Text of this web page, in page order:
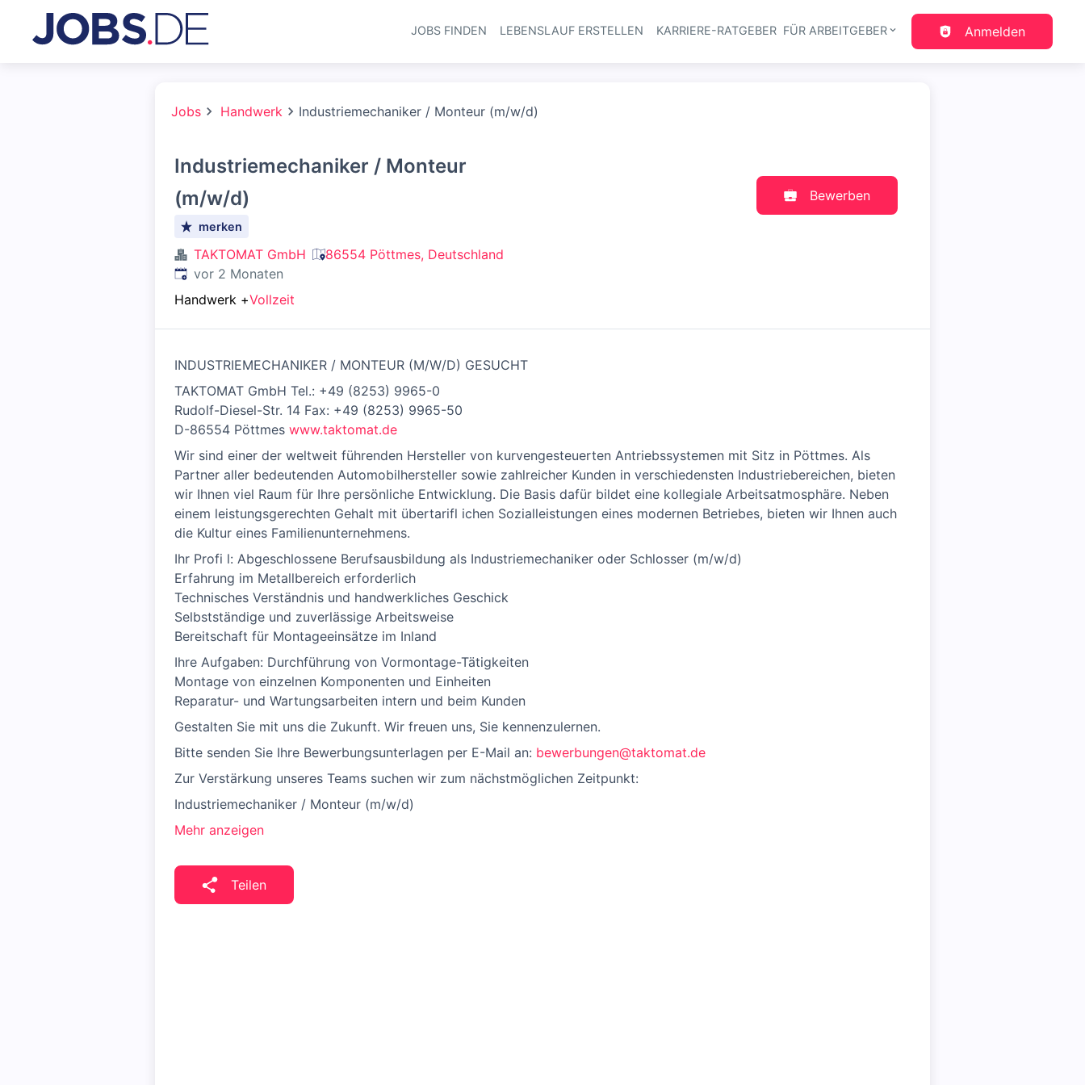
Haupt-Navigation
JOBS FINDEN LEBENSLAUF ERSTELLEN KARRIERE-RATGEBER FÜR ARBEITGEBER Anmelden
Jobs Handwerk Industriemechaniker / Monteur (m/w/d)
Industriemechaniker / Monteur
(m/w/d)
merken
TAKTOMAT GmbH
86554 Pöttmes, Deutschland
Veröffentlicht:
vor 2 Monaten
Handwerk +Vollzeit
Bewerben
INDUSTRIEMECHANIKER / MONTEUR (M/W/D) GESUCHT
TAKTOMAT GmbH Tel.: +49 (8253) 9965-0
Rudolf-Diesel-Str. 14 Fax: +49 (8253) 9965-50
D-86554 Pöttmes www.taktomat.de
Wir sind einer der weltweit führenden Hersteller von kurvengesteuerten Antriebssystemen mit Sitz in Pöttmes. Als
Partner aller bedeutenden Automobilhersteller sowie zahlreicher Kunden in verschiedensten Industriebereichen, bieten
wir Ihnen viel Raum für Ihre persönliche Entwicklung. Die Basis dafür bildet eine kollegiale Arbeitsatmosphäre. Neben
einem leistungsgerechten Gehalt mit übertarifl ichen Sozialleistungen eines modernen Betriebes, bieten wir Ihnen auch
die Kultur eines Familienunternehmens.
Ihr Profi l: Abgeschlossene Berufsausbildung als Industriemechaniker oder Schlosser (m/w/d)
Erfahrung im Metallbereich erforderlich
Technisches Verständnis und handwerkliches Geschick
Selbstständige und zuverlässige Arbeitsweise
Bereitschaft für Montageeinsätze im Inland
Ihre Aufgaben: Durchführung von Vormontage-Tätigkeiten
Montage von einzelnen Komponenten und Einheiten
Reparatur- und Wartungsarbeiten intern und beim Kunden
Gestalten Sie mit uns die Zukunft. Wir freuen uns, Sie kennenzulernen.
Bitte senden Sie Ihre Bewerbungsunterlagen per E-Mail an: bewerbungen@taktomat.de
Zur Verstärkung unseres Teams suchen wir zum nächstmöglichen Zeitpunkt:
Industriemechaniker / Monteur (m/w/d)
Mehr anzeigen
Teilen